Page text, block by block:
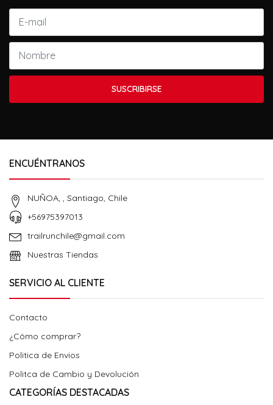
SUSCRIBIRSE
ENCUÉNTRANOS
NUÑOA, , Santiago, Chile
+56975397013
trailrunchile@gmail.com
Nuestras Tiendas
SERVICIO AL CLIENTE
Contacto
¿Cómo comprar?
Politica de Envios
Politca de Cambio y Devolución
CATEGORÍAS DESTACADAS